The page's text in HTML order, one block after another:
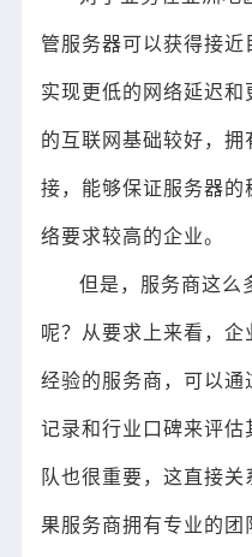
管服务器可以获得接近
实现更低的网络延迟
的互联网基础较好，
接，能够保证服务器的
络要求较高的企业。
但是，服务商这么
呢？从要求上来看，
经验的服务商，可以
记录和行业口碑来评估
队也很重要，这直接
果服务商拥有专业的